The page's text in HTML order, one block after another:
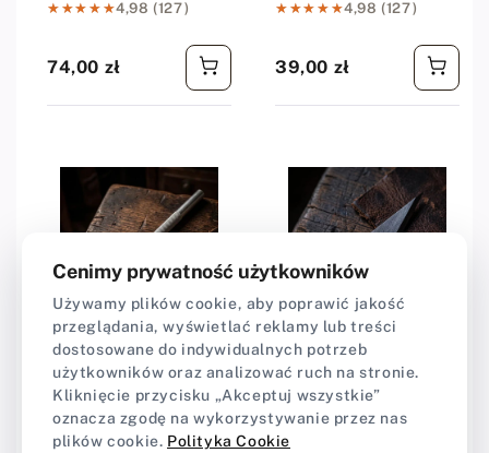
★★★★★
★★★★★4,98 (127)
Cena regularna
74,00 zł
★★★★★
★★★★★4,98 (127)
Cena regularna
39,00 zł
Dostawca:
Craft-Point
Skalpel do
precyzyjnych prac w
skórze
Dostawca:
Craft-Point
Ostrze wymienne do
skalpela
Cenimy prywatność użytkowników
Używamy plików cookie, aby poprawić jakość
przeglądania, wyświetlać reklamy lub treści
dostosowane do indywidualnych potrzeb
użytkowników oraz analizować ruch na stronie.
Kliknięcie przycisku „Akceptuj wszystkie”
oznacza zgodę na wykorzystywanie przez nas
plików cookie. Polityka Cookie